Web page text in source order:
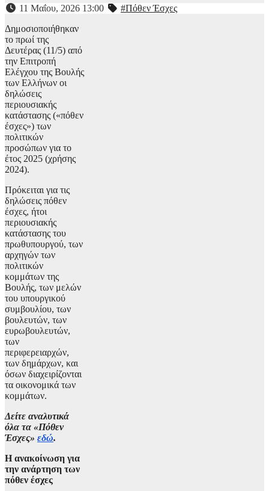
11 Μαΐου, 2026 13:00
#Πόθεν Έσχες
Δημοσιοποιήθηκαν
το πρωί της
Δευτέρας (11/5) από
την Επιτροπή
Ελέγχου της Βουλής
των Ελλήνων οι
δηλώσεις
περιουσιακής
κατάστασης («πόθεν
έσχες») των
πολιτικών
προσώπων για το
έτος 2025 (χρήσης
2024).
Πρόκειται για τις
δηλώσεις πόθεν
έσχες, ήτοι
περιουσιακής
κατάστασης του
πρωθυπουργού, των
αρχηγών των
πολιτικών
κομμάτων της
Βουλής, των μελών
του υπουργικού
συμβουλίου, των
βουλευτών, των
ευρωβουλευτών,
των
περιφερειαρχών,
των δημάρχων, και
όσων διαχειρίζονται
τα οικονομικά των
κομμάτων.
Δείτε αναλυτικά
όλα τα «Πόθεν
Έσχες» εδώ.
Η ανακοίνωση για
την ανάρτηση των
πόθεν έσχες